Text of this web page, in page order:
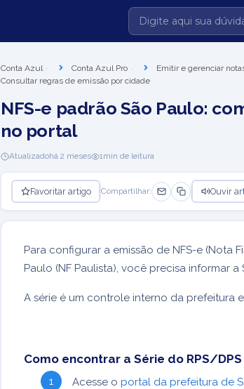
Conta Azul Conta Azul Pro Emitir e gerenciar
Consultar regras de emissão por cidade
NFS-e padrão São Paulo:
no portal
Atualizadohá 2 meses 1min de leitura
Favoritar artigo Compartilhar: Ouvir
Para configurar a emissão de NFS-e (Nota
Paulo (NF Paulista), você precisa informar
A série é um controle interno da prefeitura
Como encontrar a Série do RPS/
Acesse o portal da prefeitura de